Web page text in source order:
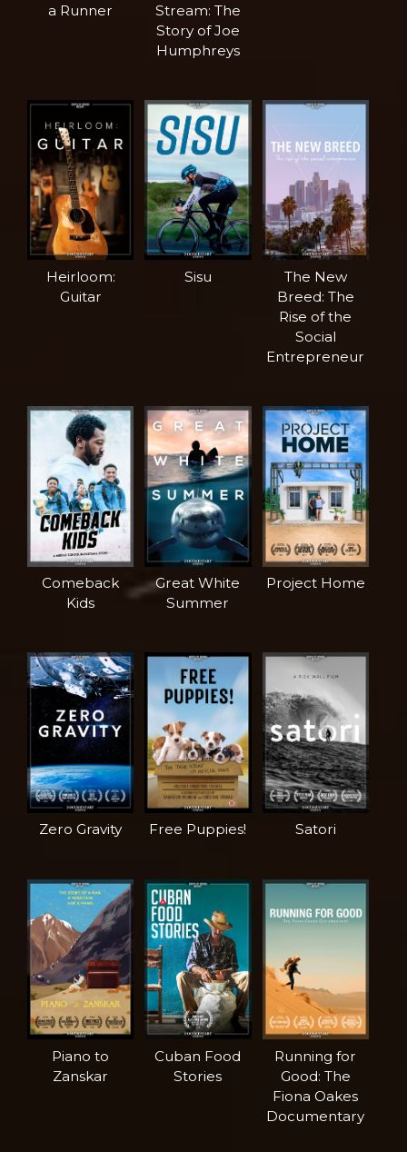
a Runner
Stream: The
Story of Joe
Humphreys
Heirloom:
Guitar
Sisu
The New
Breed: The
Rise of the
Social
Entrepreneur
Comeback
Kids
Great White
Summer
Project Home
Zero Gravity Free Puppies! Satori
Piano to
Zanskar
Cuban Food
Stories
Running for
Good: The
Fiona Oakes
Documentary